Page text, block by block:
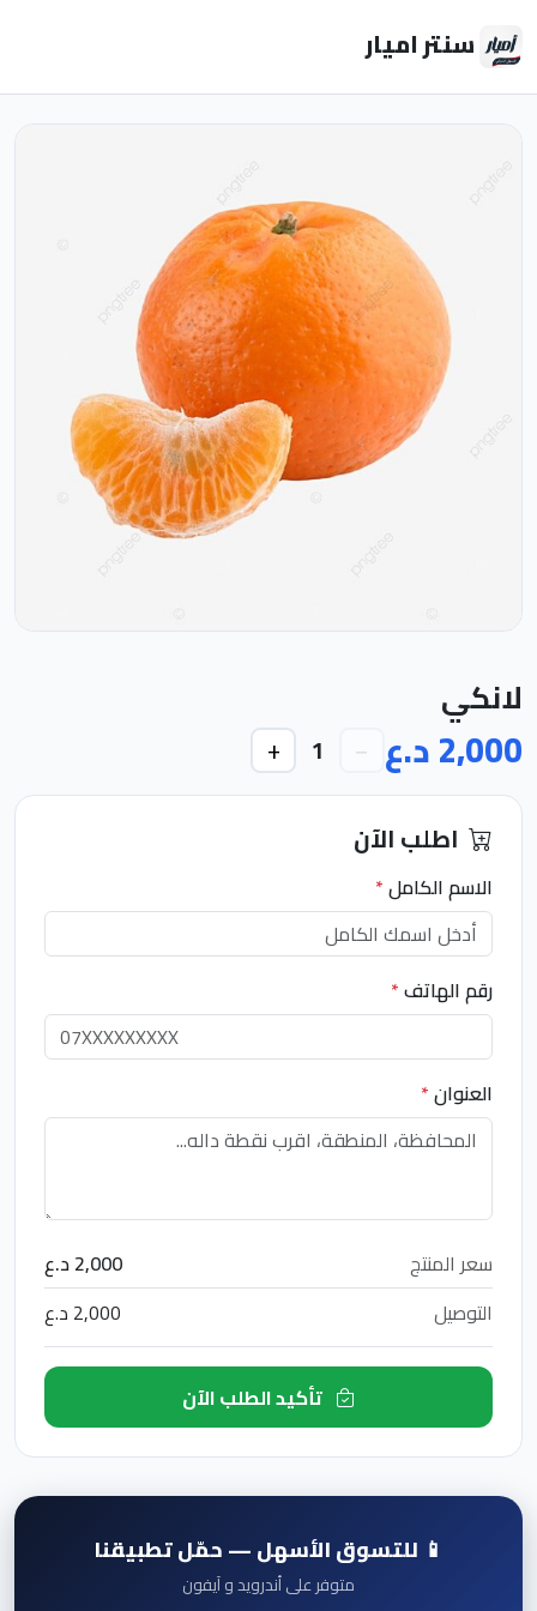
سنتر اميار
لانكي
2,000 د.ع −
1
+
اطلب الآن
الاسم الكامل*
رقم الهاتف*
العنوان*
سعر المنتج
2,000 د.ع
التوصيل
2,000 د.ع
📱 للتسوق الأسهل — حمّل تطبيقنا
متوفر على أندرويد و آيفون